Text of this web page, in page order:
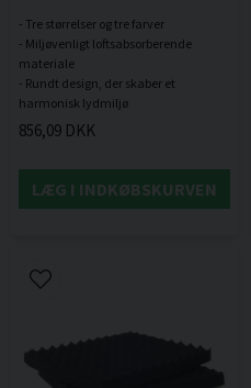
- Tre størrelser og tre farver
- Miljøvenligt loftsabsorberende
materiale
- Rundt design, der skaber et
856,09 DKK
LÆG I INDKØBSKURVEN